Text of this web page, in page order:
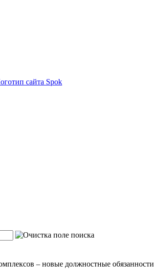
– новые должностные